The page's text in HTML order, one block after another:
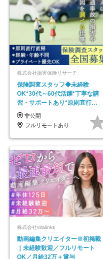
株式会社損害保険リサーチ
保険調査スタッフ◆未経験
OK*30代～60代活躍*丁寧な講
習・サポートあり*原則直行直
帰／全国募集・業務委託
非公開
フルリモートあり
株式会社viralinks
動画編集クリエイター※初掲載
｜未経験歓迎／フルリモート
OK／月給32万＋賞与